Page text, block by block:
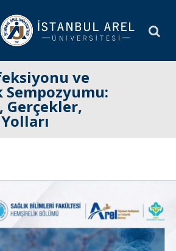
ve
Sempozyumu:
Gerçekler,